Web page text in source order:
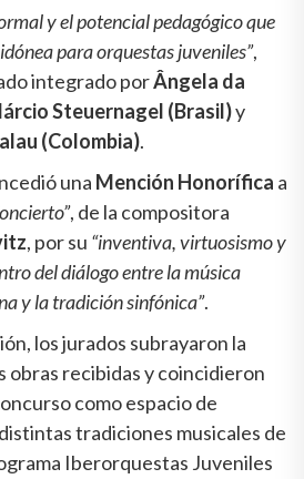
y el potencial pedagógico que
para orquestas juveniles”,
integrado porÂngela da
Steuernagel (Brasil)y
(Colombia).
una Mención Honorífica a
, de la compositora
, por su “inventiva, virtuosismo y
del diálogo entre la música
y la tradición sinfónica”.
los jurados subrayaron la
obras recibidas y coincidieron
como espacio de
tradiciones musicales de
Iberorquestas Juveniles